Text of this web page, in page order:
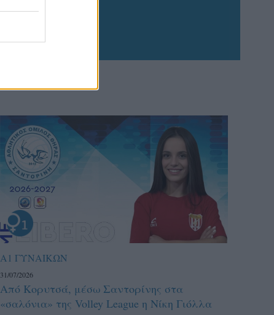
Α1 ΓΥΝΑΙΚΩΝ
31/07/2026
Από Κορυτσά, μέσω Σαντορίνης στα
«σαλόνια» της Volley League η Νίκη Γιόλλα